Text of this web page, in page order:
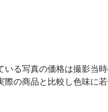
る写真の価格は撮影当時
の商品と比較し色味に